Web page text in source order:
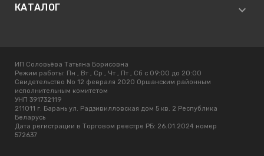
КАТАЛОГ
ИП Соловьёва Татьяна Борисовна
Режим работы: Пн , Вт , Ср , Чт , Пт , Сб c 09:00 до 20:00
Свидетельство No 12 февраля 2020 Оршанским районным
исполнительным комитетом
УНП 391732119
211011 г. Барань ул. Радзивилловская дом 5 кв. 2 Республика
Беларусь
Дата регистрации в Торговом реестре РБ: 26.01.2024 номер
572637